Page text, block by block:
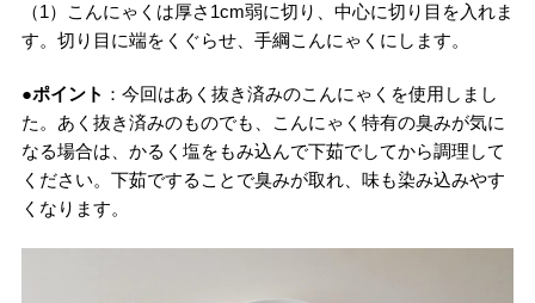
（1）こんにゃくは厚さ1cm弱に切り、中心に切り目を入れま
す。切り目に端をくぐらせ、手綱こんにゃくにします。
●ポイント ：今回はあく抜き済みのこんにゃくを使用しまし
た。あく抜き済みのものでも、こんにゃく特有の臭みが気に
なる場合は、かるく塩をもみ込んで下茹でしてから調理して
ください。下茹ですることで臭みが取れ、味も染み込みやす
くなります。